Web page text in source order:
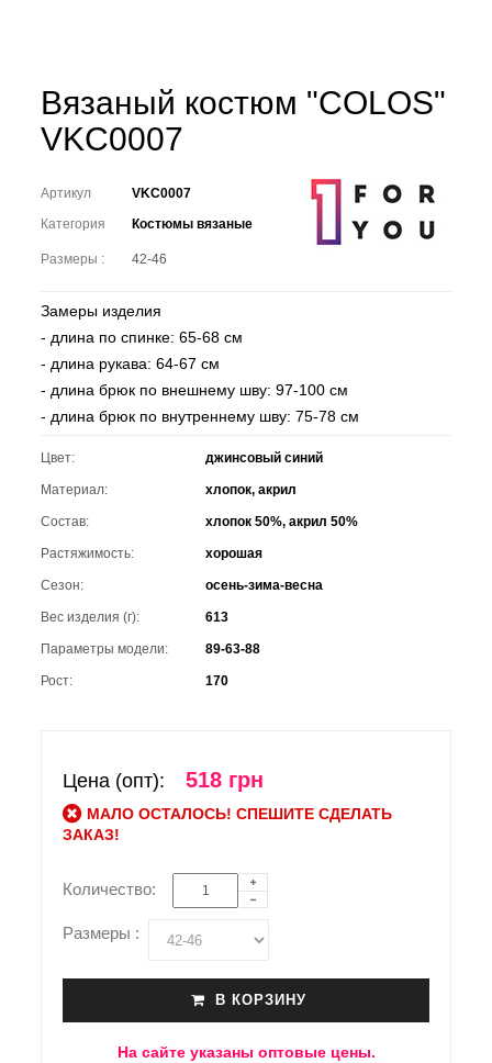
Вязаный костюм "COLOS"
VKC0007
Артикул
VKC0007
Категория
Костюмы вязаные
Размеры : 42-46
Замеры изделия
- длина по спинке: 65-68 см
- длина рукава: 64-67 см
- длина брюк по внешнему шву: 97-100 см
- длина брюк по внутреннему шву: 75-78 см
Цвет: джинсовый синий
Материал: хлопок, акрил
Состав: хлопок 50%, акрил 50%
Растяжимость: хорошая
Сезон: осень-зима-весна
Вес изделия (г): 613
Параметры модели: 89-63-88
Рост: 170
Цена (опт): 518 грн
МАЛО ОСТАЛОСЬ! СПЕШИТЕ СДЕЛАТЬ
ЗАКАЗ!
Количество:
Размеры :
В КОРЗИНУ
На сайте указаны оптовые цены.